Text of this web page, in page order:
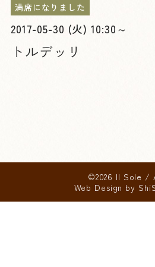
満席になりました
2017-05-30 (火) 10:30～
トルデッリ
©2026 Il Sole /
Web Design by